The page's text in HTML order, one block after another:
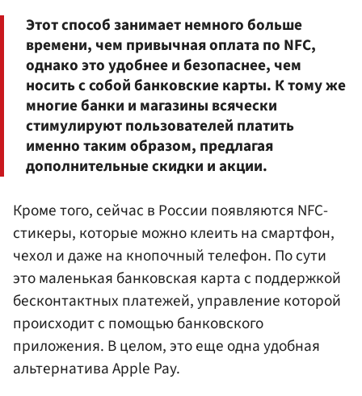
Этот способ занимает немного больше
времени, чем привычная оплата по NFC,
однако это удобнее и безопаснее, чем
носить с собой банковские карты. К тому же
многие банки и магазины всячески
стимулируют пользователей платить
именно таким образом, предлагая
дополнительные скидки и акции.
Кроме того, сейчас в России появляются NFC-
стикеры, которые можно клеить на смартфон,
чехол и даже на кнопочный телефон. По сути
это маленькая банковская карта с поддержкой
бесконтактных платежей, управление которой
происходит с помощью банковского
приложения. В целом, это еще одна удобная
альтернатива Apple Pay.